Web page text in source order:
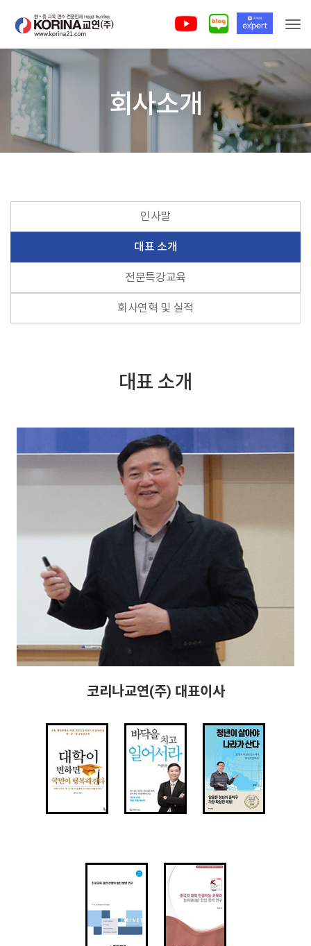
회사소개
인사말
대표 소개
전문특강교육
회사연혁 및 실적
대표 소개
코리나교연(주) 대표이사